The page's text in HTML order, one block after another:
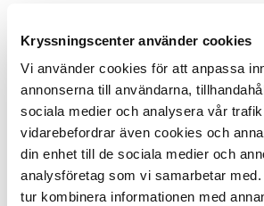
Kryssningscenter använder cookies
Vi använder cookies för att anpassa
annonserna till användarna,
sociala medier och analysera vår
vidarebefordrar även cookies och
din enhet till de sociala medier och
analysföretag som vi samarbetar
tur kombinera informationen med
cappuccino, caffè latte och te)
Paketet kan läggas till via
kundtjänst.
Läs mer om MSC Cruises
Villkor